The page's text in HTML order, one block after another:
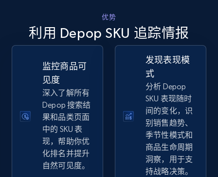
Seller id, URL, Seller name, Description, Detailed
info, Stars, Feedbacks, Return policy, and more.
立即开始
URL, Product id, Title, Seller name, Seller rating,
Seller reviews, Breadcrumbs, Root category, and
more.
2.5K+ 359+ 立即开始
优势
利用 Depop SKU 追踪情报
监控商品可
见度
深入了解所有
Depop 搜索结
果和品类页面
中的 SKU 表
现，帮助你优
化排名并提升
自然可见度。
发现表现模
式
分析 Depop
SKU 表现随时
间的变化，识
别销售趋势、
季节性模式和
商品生命周期
洞察，用于支
持战略决策。